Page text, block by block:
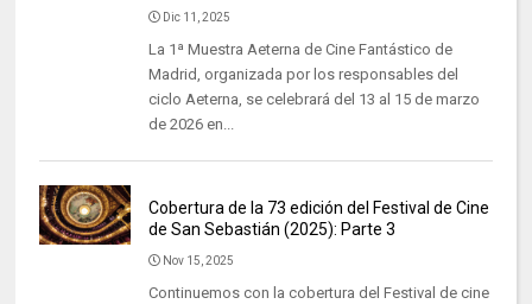
Dic 11, 2025
La 1ª Muestra Aeterna de Cine Fantástico de
Madrid, organizada por los responsables del
ciclo Aeterna, se celebrará del 13 al 15 de marzo
de 2026 en...
Cobertura de la 73 edición del Festival de Cine
de San Sebastián (2025): Parte 3
Nov 15, 2025
Continuemos con la cobertura del Festival de cine